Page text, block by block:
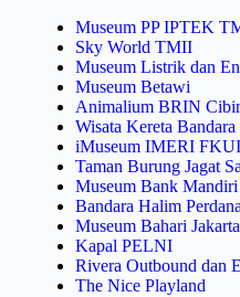
Museum PP IPTEK
Sky World TMII
Museum Listrik dan
Museum Betawi
Animalium BRIN
Wisata Kereta Bandara
iMuseum IMERI FKUI
Taman Burung Jagat
Museum Bank Mandiri
Bandara Halim
Museum Bahari Jakarta
Kapal PELNI
Rivera Outbound dan
The Nice Playland